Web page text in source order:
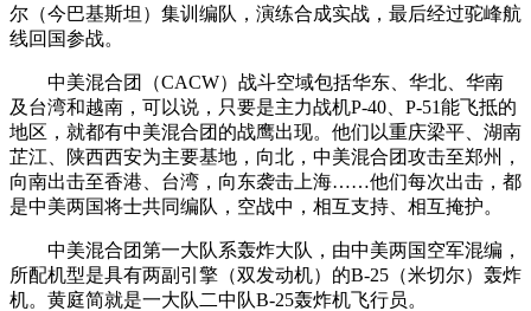
尔（今巴基斯坦）集训编队，演练合成实战，最后经过驼峰航
线回国参战。
中美混合团（CACW）战斗空域包括华东、华北、华南
及台湾和越南，可以说，只要是主力战机P-40、P-51能飞抵的
地区，就都有中美混合团的战鹰出现。他们以重庆梁平、湖南
芷江、陕西西安为主要基地，向北，中美混合团攻击至郑州，
向南出击至香港、台湾，向东袭击上海……他们每次出击，都
是中美两国将士共同编队，空战中，相互支持、相互掩护。
中美混合团第一大队系轰炸大队，由中美两国空军混编，
所配机型是具有两副引擎（双发动机）的B-25（米切尔）轰炸
机。黄庭简就是一大队二中队B-25轰炸机飞行员。